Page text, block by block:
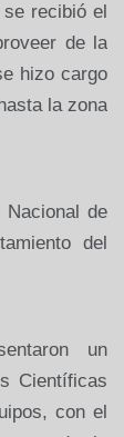
recibió el
de la
hizo cargo
la zona
de
del
un
Científicas
con el